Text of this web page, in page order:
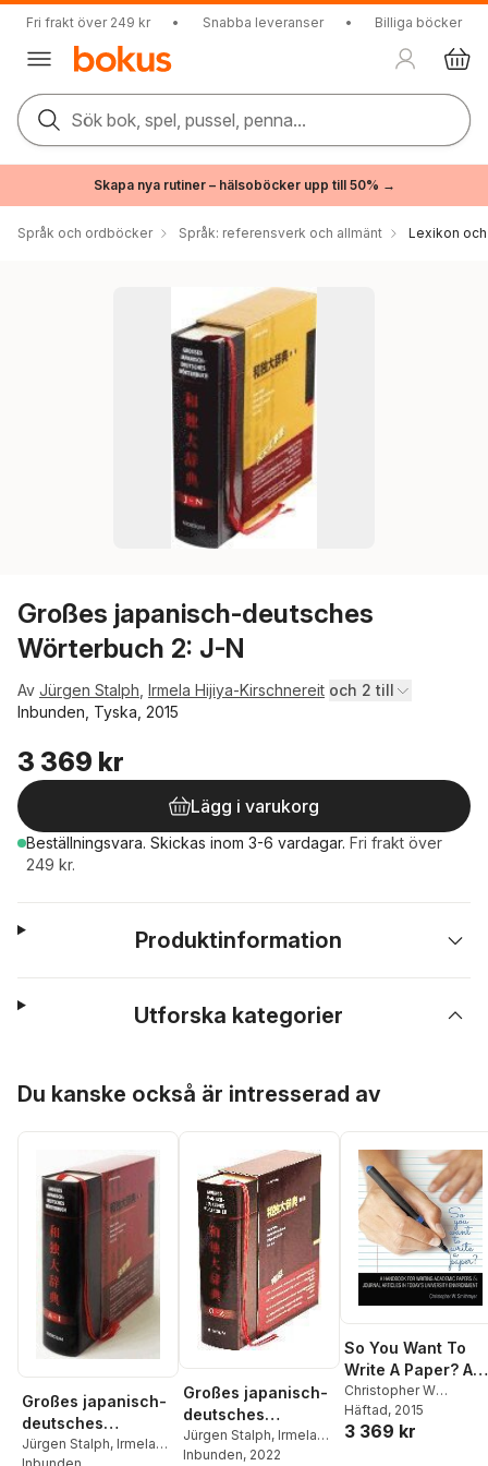
Fri frakt över 249 kr • Snabba leveranser • Billiga böcker
Sök bok, spel, pussel, penna...
Skapa nya rutiner – hälsoböcker upp till 50% →
Språk och ordböcker Språk: referensverk och allmänt Lexikon
Großes japanisch-deutsches
Wörterbuch 2: J-N
Av Jürgen Stalph Irmela Hijiya-Kirschnereit och 2 till
Inbunden, Tyska, 2015
3 369 kr
Lägg i varukorg
Beställningsvara. Skickas inom 3-6 vardagar. Fri frakt över
249 kr.
Produktinformation
Utforska kategorier
Du kanske också är intresserad av
Großes japanisch-
deutsches
Wörterbuch 1: A - I
Jürgen Stalph, Irmela
Großes japanisch-
deutsches
Wörterbuch
Jürgen Stalph, Irmela
Hijiya-Kirschnereit
Inbunden, 2022
So You Want To
Write A Paper? A
Handbook for
Writing Academic
Papers and
Christopher W
Smithmyer
Häftad, 2015
3 369 kr